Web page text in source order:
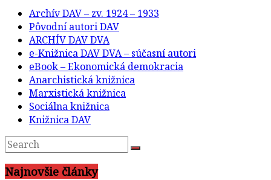
Archív DAV – zv. 1924 – 1933
Pôvodní autori DAV
ARCHÍV DAV DVA
e-Knižnica DAV DVA – súčasní autori
eBook – Ekonomická demokracia
Anarchistická knižnica
Marxistická knižnica
Sociálna knižnica
Knižnica DAV
Najnovšie články